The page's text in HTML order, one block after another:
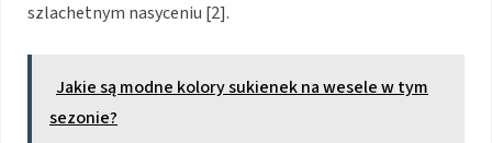
szlachetnym nasyceniu [2].
Jakie są modne kolory sukienek na wesele w tym
sezonie?